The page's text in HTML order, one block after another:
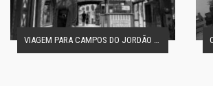
VIAGEM PARA CAMPOS DO JORDÃO EM FAMÍLIA